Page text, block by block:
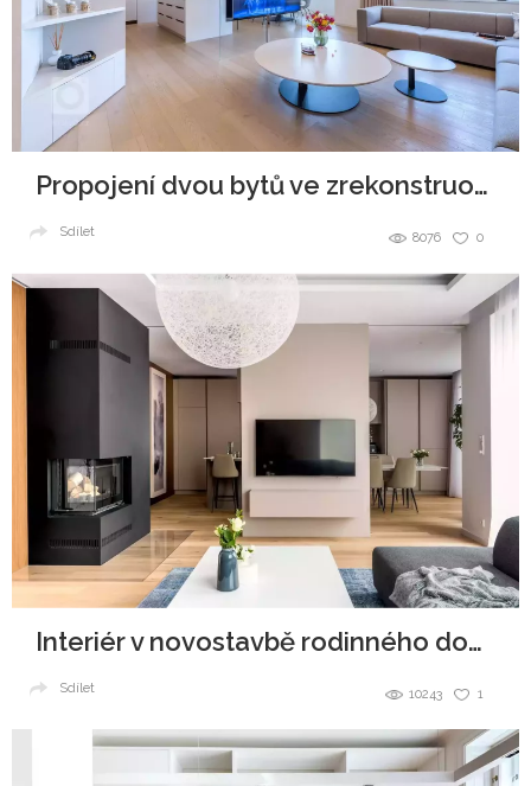
Propojení dvou bytů ve zrekonstruovaném secesním domě
0
8076
Sdílet
Interiér v novostavbě rodinného domu
1
10243
Sdílet